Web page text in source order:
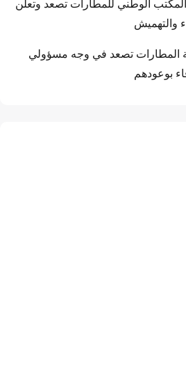
المكتب الوطني للمطارات تصعد وتعلن
والتهميش
المطارات تصعد في وجه مسؤولي
بوعودهم